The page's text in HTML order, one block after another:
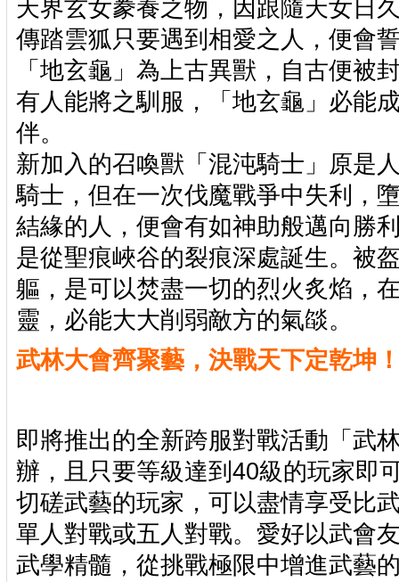
天界玄女豢養之物，因跟隨天女日
傳踏雲狐只要遇到相愛之人，便會
「地玄龜」為上古異獸，自古便被
有人能將之馴服，「地玄龜」必能
伴。
新加入的召喚獸「混沌騎士」原是
騎士，但在一次伐魔戰爭中失利，
結緣的人，便會有如神助般邁向勝
是從聖痕峽谷的裂痕深處誕生。被
軀，是可以焚盡一切的烈火炙焰，
靈，必能大大削弱敵方的氣燄。
武林大會齊聚藝，決戰天下定乾坤
即將推出的全新跨服對戰活動「武
辦，且只要等級達到40級的玩家即
切磋武藝的玩家，可以盡情享受比
單人對戰或五人對戰。愛好以武會
武學精髓，從挑戰極限中增進武藝